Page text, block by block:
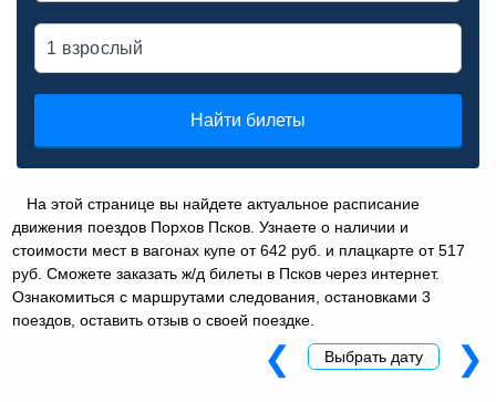
Найти билеты
На этой странице вы найдете актуальное расписание
движения поездов Порхов Псков. Узнаете о наличии и
стоимости мест в вагонах купе от 642 руб. и плацкарте от 517
руб. Сможете заказать ж/д билеты в Псков через интернет.
Ознакомиться с маршрутами следования, остановками 3
поездов, оставить отзыв о своей поездке.
❮ Выбрать дату ❯